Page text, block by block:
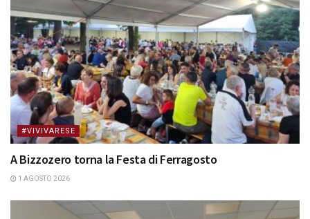
#VIVIVARESE
A Bizzozero torna la Festa di Ferragosto
1 AGOSTO 2026